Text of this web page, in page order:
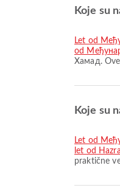
Koje su
let od
od
Хамад.
Koje su
let od
let od
praktične